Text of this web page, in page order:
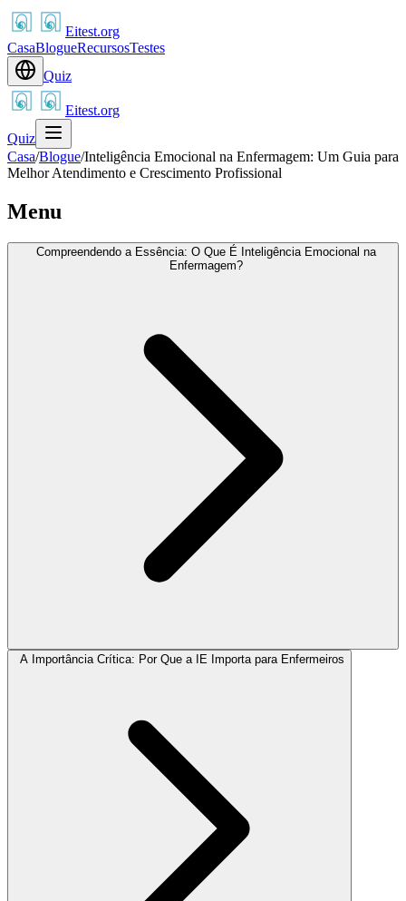
Eitest.org
CasaBlogueRecursosTestes
Quiz
Eitest.org
Quiz
Casa/Blogue/Inteligência Emocional na Enfermagem: Um Guia para
Melhor Atendimento e Crescimento Profissional
Menu
Compreendendo a Essência: O Que É Inteligência Emocional na
Enfermagem?
A Importância Crítica: Por Que a IE Importa para Enfermeiros